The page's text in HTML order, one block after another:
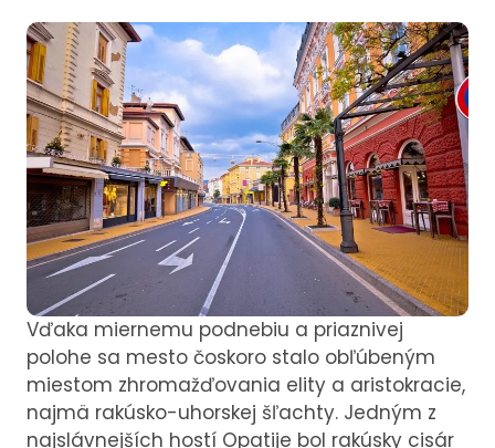
Vďaka miernemu podnebiu a priaznivej
polohe sa mesto čoskoro stalo obľúbeným
miestom zhromažďovania elity a aristokracie,
najmä rakúsko-uhorskej šľachty. Jedným z
najslávnejších hostí Opatije bol rakúsky cisár